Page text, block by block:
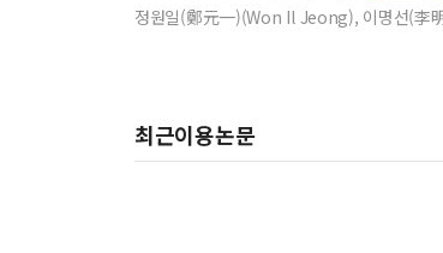
정원일(鄭元一)(Won Il Jeong), 이명선(
최근이용논문